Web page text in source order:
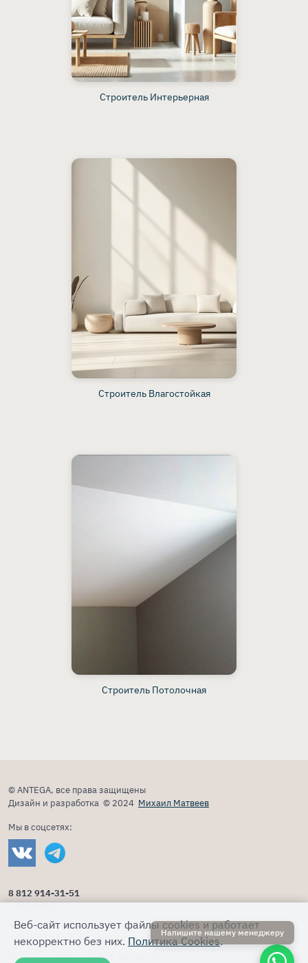
Строитель Интерьерная
Строитель Влагостойкая
Строитель Потолочная
© ANTEGA, все права защищены
Дизайн и разработка © 2024 Михаил Матвеев
Мы в соцсетях:
8 812 914-31-51
info@antega.ru
Адрес производства:
г. Санкт-Петербург, ул. Дорога на Металлострой, 8
ООО «Производственная компания»
Веб-сайт использует файлы cookies и работает
некорректно без них. Политика Cookies.
Напишите нашему менеджеру